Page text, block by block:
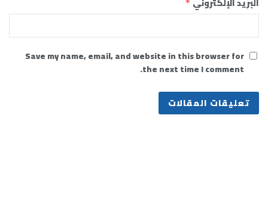
البريد الإلكتروني *
Save my name, email, and website in this browser for
the next time I comment.